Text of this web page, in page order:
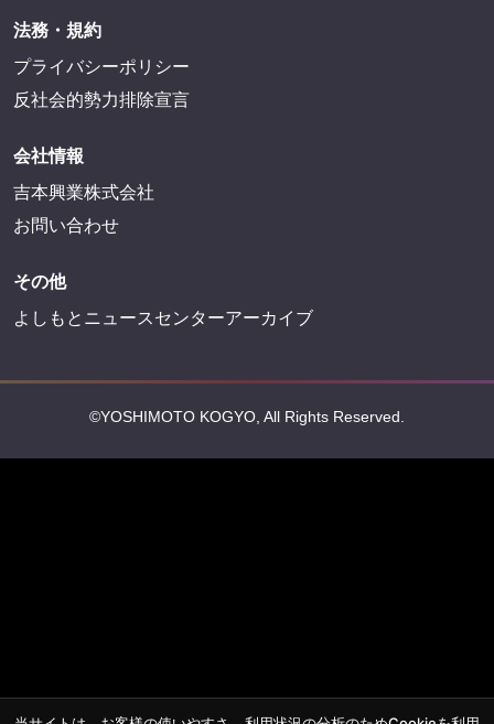
法務・規約
プライバシーポリシー
反社会的勢力排除宣言
会社情報
吉本興業株式会社
お問い合わせ
その他
よしもとニュースセンターアーカイブ
©YOSHIMOTO KOGYO, All Rights Reserved.